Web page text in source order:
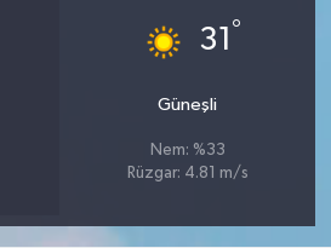
31 °
Güneşli
Nem: %33
Rüzgar: 4.81 m/s